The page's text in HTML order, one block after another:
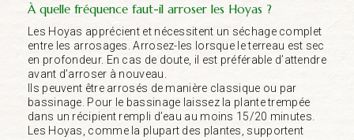
À quelle fréquence faut-il arroser les Hoyas ?
Les Hoyas apprécient et nécessitent un séchage complet
entre les arrosages. Arrosez-les lorsque le terreau est sec
en profondeur. En cas de doute, il est préférable d’attendre
avant d’arroser à nouveau.
Ils peuvent être arrosés de manière classique ou par
bassinage. Pour le bassinage laissez la plante trempée
dans un récipient rempli d’eau au moins 15/20 minutes.
Les Hoyas, comme la plupart des plantes, supportent